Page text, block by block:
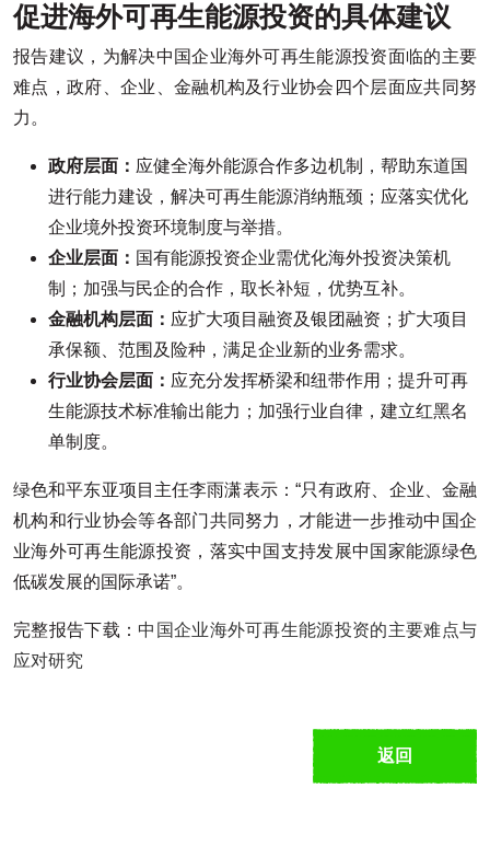
促进海外可再生能源投资的具体建议
报告建议，为解决中国企业海外可再生能源投资面临的主要
难点，政府、企业、金融机构及行业协会四个层面应共同努
力。
政府层面： 应健全海外能源合作多边机制，帮助东道国
进行能力建设，解决可再生能源消纳瓶颈；应落实优化
企业境外投资环境制度与举措。
企业层面： 国有能源投资企业需优化海外投资决策机
制；加强与民企的合作，取长补短，优势互补。
金融机构层面： 应扩大项目融资及银团融资；扩大项目
承保额、范围及险种，满足企业新的业务需求。
行业协会层面： 应充分发挥桥梁和纽带作用；提升可再
生能源技术标准输出能力；加强行业自律，建立红黑名
单制度。
绿色和平东亚项目主任李雨潇表示：“只有政府、企业、金融
机构和行业协会等各部门共同努力，才能进一步推动中国企
业海外可再生能源投资，落实中国支持发展中国家能源绿色
低碳发展的国际承诺”。
完整报告下载： 中国企业海外可再生能源投资的主要难点与
应对研究
返回